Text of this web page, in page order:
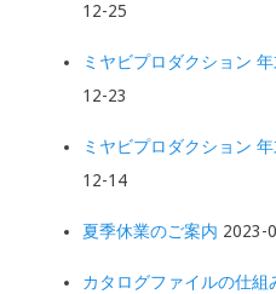
12-25
ミヤビプロダクション
12-23
ミヤビプロダクション
12-14
夏季休業のご案内 2023-
カタログファイルの仕組